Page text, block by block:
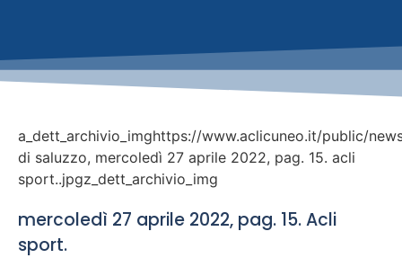
a_dett_archivio_imghttps://www.aclicuneo.it/public/
di saluzzo, mercoledì 27 aprile 2022, pag. 15. acli
sport..jpgz_dett_archivio_img
mercoledì 27 aprile 2022, pag. 15. Acli
sport.